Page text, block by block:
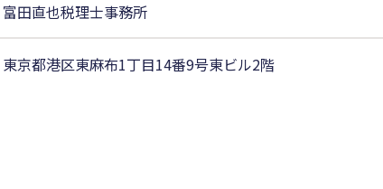
富田直也税理士事務所
東京都港区東麻布1丁目14番9号東ビル2階